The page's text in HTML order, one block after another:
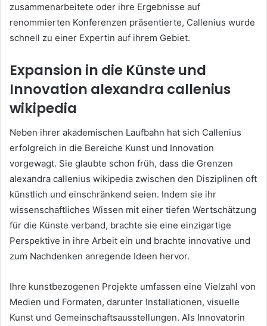
zusammenarbeitete oder ihre Ergebnisse auf
renommierten Konferenzen präsentierte, Callenius wurde
schnell zu einer Expertin auf ihrem Gebiet.
Expansion in die Künste und
Innovation alexandra callenius
wikipedia
Neben ihrer akademischen Laufbahn hat sich Callenius
erfolgreich in die Bereiche Kunst und Innovation
vorgewagt. Sie glaubte schon früh, dass die Grenzen
alexandra callenius wikipedia zwischen den Disziplinen oft
künstlich und einschränkend seien. Indem sie ihr
wissenschaftliches Wissen mit einer tiefen Wertschätzung
für die Künste verband, brachte sie eine einzigartige
Perspektive in ihre Arbeit ein und brachte innovative und
zum Nachdenken anregende Ideen hervor.
Ihre kunstbezogenen Projekte umfassen eine Vielzahl von
Medien und Formaten, darunter Installationen, visuelle
Kunst und Gemeinschaftsausstellungen. Als Innovatorin